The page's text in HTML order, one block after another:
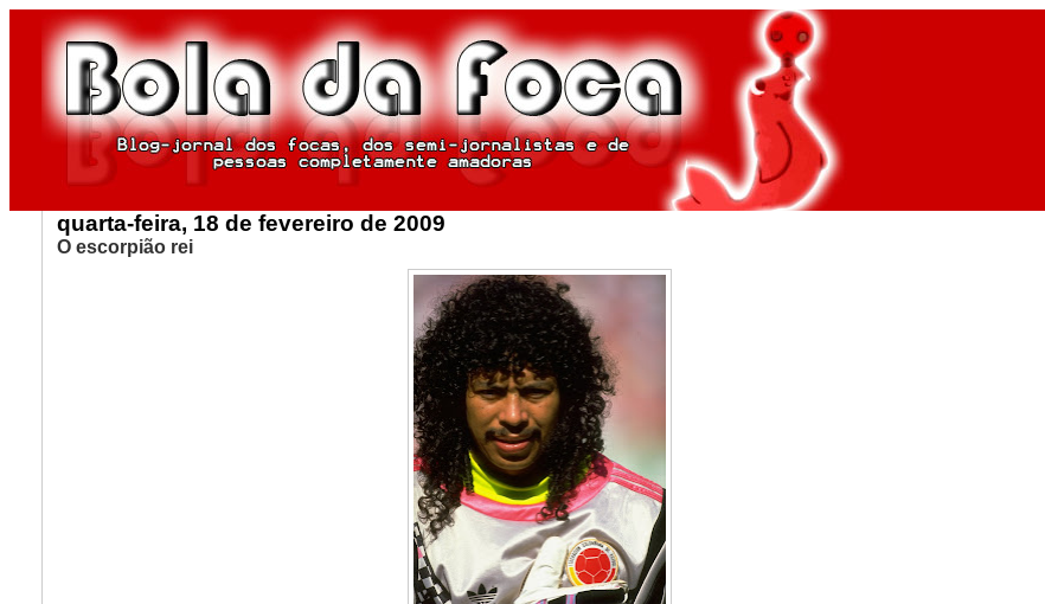
quarta-feira, 18 de fevereiro de 2009
O escorpião rei